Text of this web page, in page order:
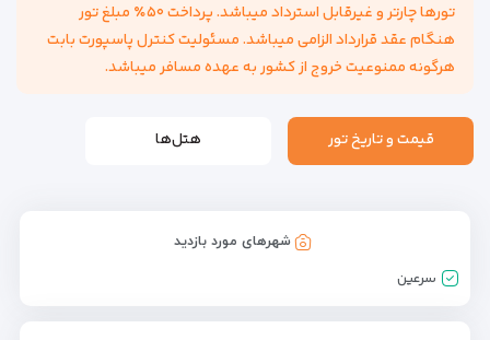
تورها چارتر و غیرقابل استرداد میباشد. پرداخت ۵۰٪ مبلغ تور
هنگام عقد قرارداد الزامی میباشد. مسئولیت کنترل پاسپورت بابت
هرگونه ممنوعیت خروج از کشور به عهده مسافر میباشد.
قیمت و تاریخ تور هتل‌ها
شهرهای مورد بازدید
سرعین